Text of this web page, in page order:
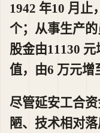
1942 年10 月止
个；从事生产的
股金由11130
值，由6 万元增
尽管延安工合
陋、技术相对